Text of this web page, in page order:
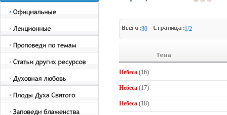
30 1/2
Небеса (16)
Небеса (17)
Небеса (18)